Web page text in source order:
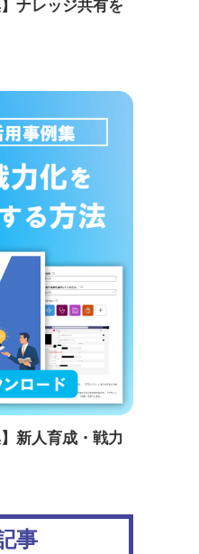
ナレッジ共有を
新人育成・戦力
事